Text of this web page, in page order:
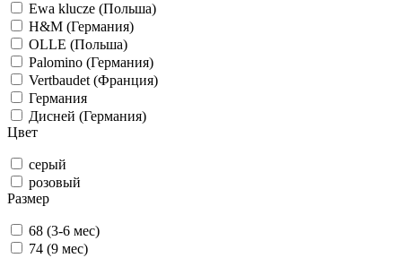
Ewa klucze (Польша)
H&M (Германия)
OLLE (Польша)
Palomino (Германия)
Vertbaudet (Франция)
Германия
Дисней (Германия)
Цвет
серый
розовый
Размер
68 (3-6 мес)
74 (9 мес)